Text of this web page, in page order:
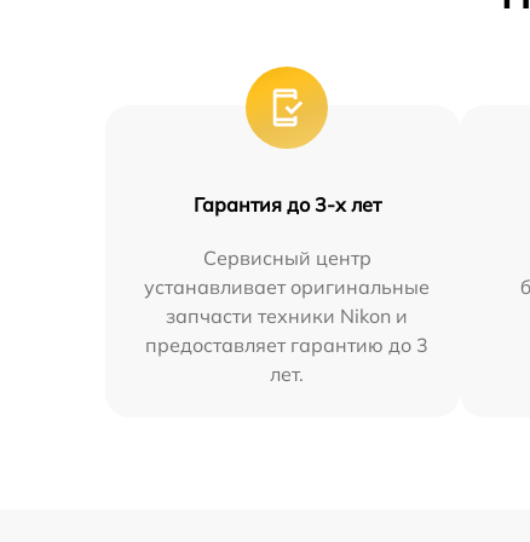
Гарантия до 3-х лет
Сервисный центр
устанавливает оригинальные
запчасти техники Nikon и
предоставляет гарантию до 3
лет.